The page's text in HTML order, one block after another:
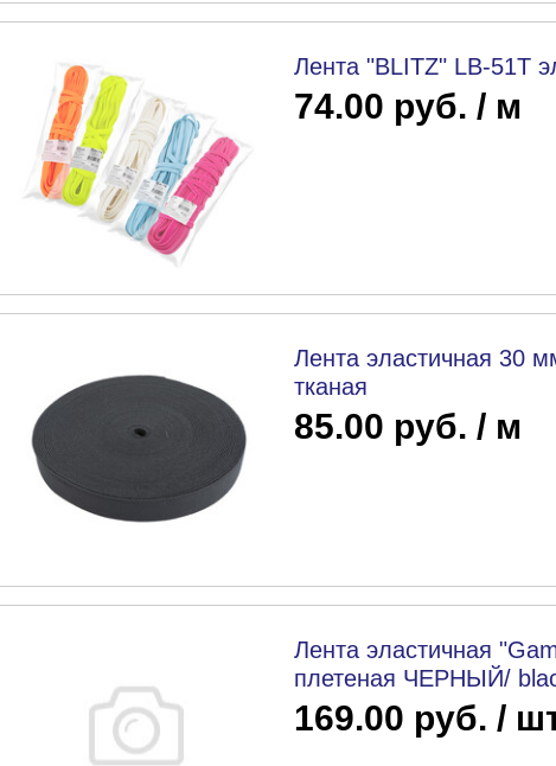
Лента "BLITZ" LB-51T
74.00 руб. / м
Лента эластичная 30
тканая
85.00 руб. / м
Лента эластичная
плетеная ЧЕРНЫЙ/
169.00 руб. /